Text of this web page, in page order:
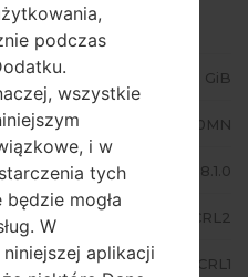
2.15 GiB
Samsung SM-J710MN
Android Oreo 8.1.0
J710MNUBU4CRL2
J710MNCHL4CRL1
podczas
wszystkie
i w
tych
mogła
W
aplikacji